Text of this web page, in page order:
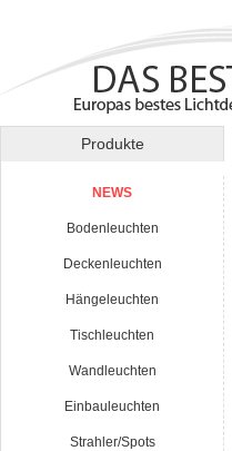
Produkte
NEWS
Bodenleuchten
Deckenleuchten
Hängeleuchten
Tischleuchten
Wandleuchten
Einbauleuchten
Strahler/Spots